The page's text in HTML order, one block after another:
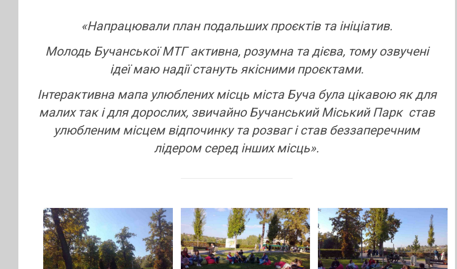
«Напрацювали план подальших проєктів та ініціатив.
Молодь Бучанської МТГ активна, розумна та дієва, тому озвучені
ідеї маю надії стануть якісними проєктами.
Інтерактивна мапа улюблених місць міста Буча була цікавою як для
малих так і для дорослих, звичайно Бучанський Міський Парк став
улюбленим місцем відпочинку та розваг і став беззаперечним
лідером серед інших місць».